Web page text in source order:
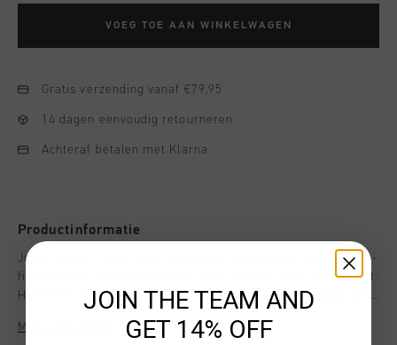
VOEG TOE AAN WINKELWAGEN
Gratis verzending vanaf €79,95
14 dagen eenvoudig retourneren
Achteraf betalen met Klarna
Productinformatie
Johan Cruyff 'Johan' Knit Crewneck in Bordeaux. Een regular-
fit crewneck sweater met een grote 'Johan' print op de borst.
Het heeft geribde kraag, zoom en manchetten, en draagt als
katoen en wol. Samenstelling: 80% katoen, 20% wol
Meer informatie
JOIN THE TEAM AND
GET 14% OFF